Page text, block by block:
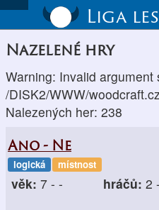
Liga
Nazelené hry
Warning: Invalid
/DISK2/WWW/
Nalezených her: 238
Ano - Ne
logická místnost
věk: 7 - - hráčů: 2